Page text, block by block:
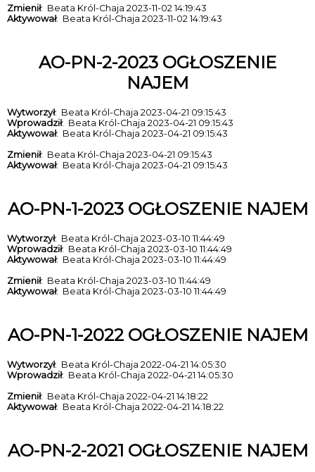
Zmienił: Beata Król-Chaja 2023-11-02 14:19:43
Aktywował: Beata Król-Chaja 2023-11-02 14:19:43
AO-PN-2-2023 OGŁOSZENIE
NAJEM
Wytworzył: Beata Król-Chaja 2023-04-21 09:15:43
Wprowadził: Beata Król-Chaja 2023-04-21 09:15:43
Aktywował: Beata Król-Chaja 2023-04-21 09:15:43
Zmienił: Beata Król-Chaja 2023-04-21 09:15:43
Aktywował: Beata Król-Chaja 2023-04-21 09:15:43
AO-PN-1-2023 OGŁOSZENIE NAJEM
Wytworzył: Beata Król-Chaja 2023-03-10 11:44:49
Wprowadził: Beata Król-Chaja 2023-03-10 11:44:49
Aktywował: Beata Król-Chaja 2023-03-10 11:44:49
Zmienił: Beata Król-Chaja 2023-03-10 11:44:49
Aktywował: Beata Król-Chaja 2023-03-10 11:44:49
AO-PN-1-2022 OGŁOSZENIE NAJEM
Wytworzył: Beata Król-Chaja 2022-04-21 14:05:30
Wprowadził: Beata Król-Chaja 2022-04-21 14:05:30
Zmienił: Beata Król-Chaja 2022-04-21 14:18:22
Aktywował: Beata Król-Chaja 2022-04-21 14:18:22
AO-PN-2-2021 OGŁOSZENIE NAJEM